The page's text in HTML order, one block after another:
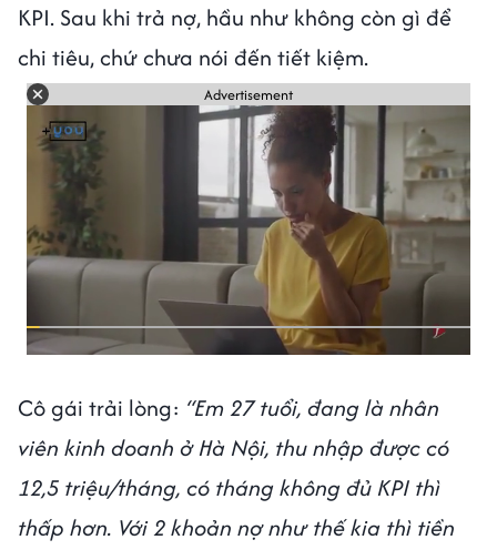
KPI. Sau khi trả nợ, hầu như không còn gì để
chi tiêu, chứ chưa nói đến tiết kiệm.
Advertisement
Cô gái trải lòng: “Em 27 tuổi, đang là nhân
viên kinh doanh ở Hà Nội, thu nhập được có
12,5 triệu/tháng, có tháng không đủ KPI thì
thấp hơn. Với 2 khoản nợ như thế kia thì tiền